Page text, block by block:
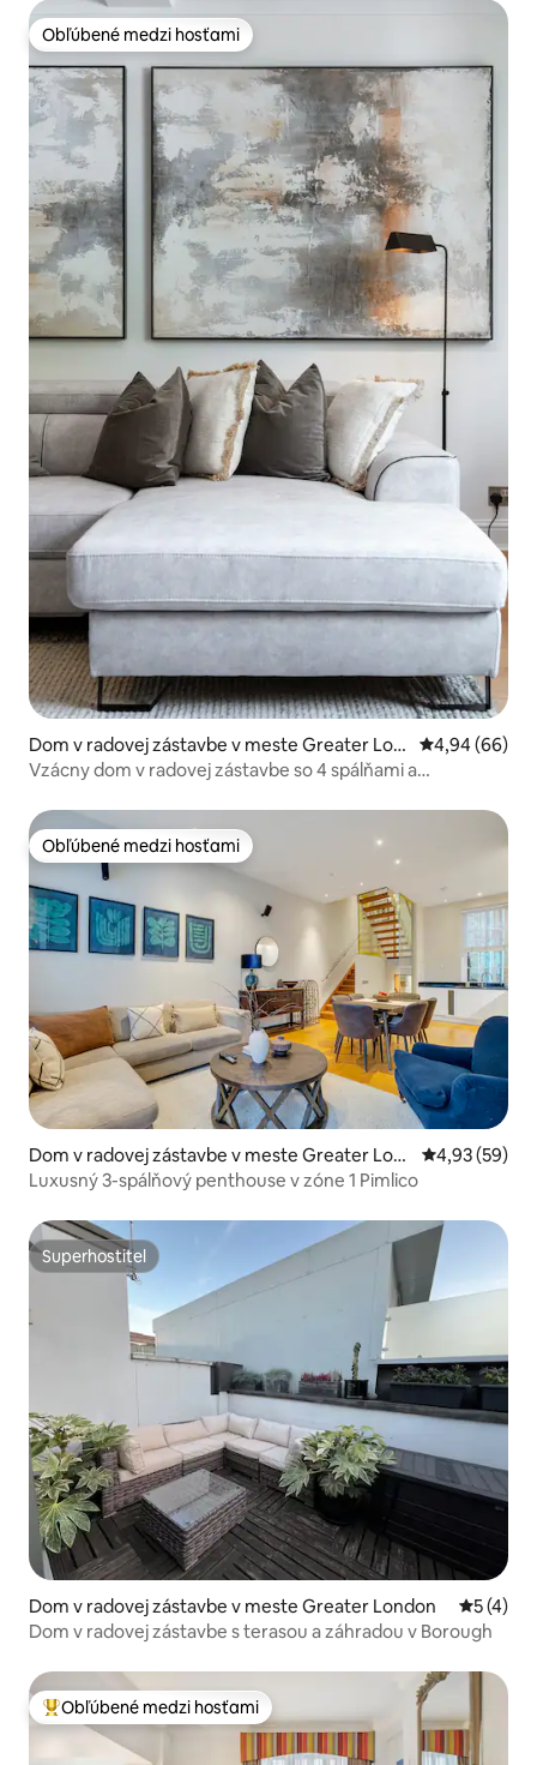
Obľúbené medzi hosťami
Obľúbené medzi hosťami
Dom v radovej zástavbe v meste Greater Lon
don
Priemerné
4,94 (66)
Vzácny dom v radovej zástavbe so 4 spálňami a
Obľúbené medzi hosťami
Obľúbené medzi hosťami
Dom v radovej zástavbe v meste Greater Lon
don
Priemerné
4,93 (59)
Luxusný 3-spálňový penthouse v zóne 1 Pimlico
Superhostiteľ
Superhostiteľ
Dom v radovej zástavbe v meste Greater London
5 (4)
Dom v radovej zástavbe s terasou a záhradou v Borough
Najobľúbenejšie medzi hosťami
Obľúbené medzi hosťami